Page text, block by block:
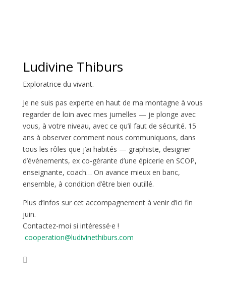
Ludivine Thiburs
Exploratrice du vivant.
Je ne suis pas experte en haut de ma montagne à vous
regarder de loin avec mes jumelles — je plonge avec
vous, à votre niveau, avec ce qu’il faut de sécurité. 15
ans à observer comment nous communiquons, dans
tous les rôles que j’ai habités — graphiste, designer
d’événements, ex co-gérante d’une épicerie en SCOP,
enseignante, coach… On avance mieux en banc,
ensemble, à condition d’être bien outillé.
Plus d’infos sur cet accompagnement à venir d’ici fin
juin.
Contactez-moi si intéressé·e !
cooperation@ludivinethiburs.com